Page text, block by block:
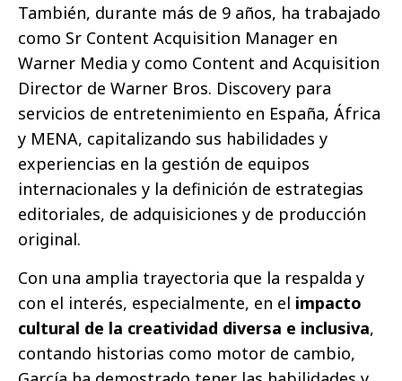
También, durante más de 9 años, ha trabajado
como Sr Content Acquisition Manager en
Warner Media y como Content and Acquisition
Director de Warner Bros. Discovery para
servicios de entretenimiento en España, África
y MENA, capitalizando sus habilidades y
experiencias en la gestión de equipos
internacionales y la definición de estrategias
editoriales, de adquisiciones y de producción
original.
Con una amplia trayectoria que la respalda y
con el interés, especialmente, en el impacto
cultural de la creatividad diversa e inclusiva,
contando historias como motor de cambio,